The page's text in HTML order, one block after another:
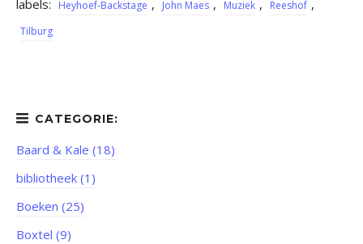
labels: Heyhoef-Backstage , John Maes , Muziek , Reeshof ,
Tilburg
Baard & Kale (18)
bibliotheek (1)
Boeken (25)
Boxtel (9)